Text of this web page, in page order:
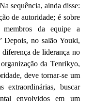
sequência, ainda disse:
de autoridade; é sobre
da equipe a
Depois, no salão Youki,
de liderança no
da Tenrikyo,
deve tornar-se um
extraordinárias, buscar
envolvidos em um